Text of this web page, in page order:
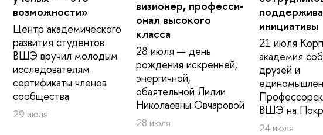
возможности»
Центр академического
развития студентов
ВШЭ вручил молодым
исследователям
сертификаты членов
сообщества
29 июля
визионер, про­фес­си­
о­нал высокого
класса
28 июля — день
рождения искренней,
энергичной,
обаятельной Лилии
Николаевны Овчаровой
28 июля
инициативы
21 июля
академия
друзей и
ВШЭ на
24 июля